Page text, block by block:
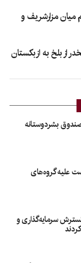
میان مزارشریف و
مواد مخدر از بلخ به ازبکستان
به صندوق بشردوستانه
علیه گروه‌های
سرمایه‌گذاری و